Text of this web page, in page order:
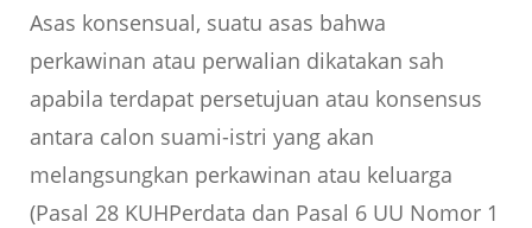
Asas konsensual, suatu asas bahwa
perkawinan atau perwalian dikatakan sah
apabila terdapat persetujuan atau konsensus
antara calon suami-istri yang akan
melangsungkan perkawinan atau keluarga
(Pasal 28 KUHPerdata dan Pasal 6 UU Nomor 1